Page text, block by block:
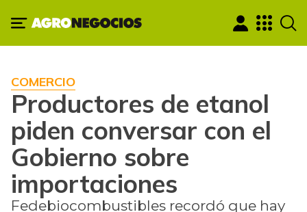
COMERCIO
Productores de etanol
piden conversar con el
Gobierno sobre
importaciones
Fedebiocombustibles recordó que hay